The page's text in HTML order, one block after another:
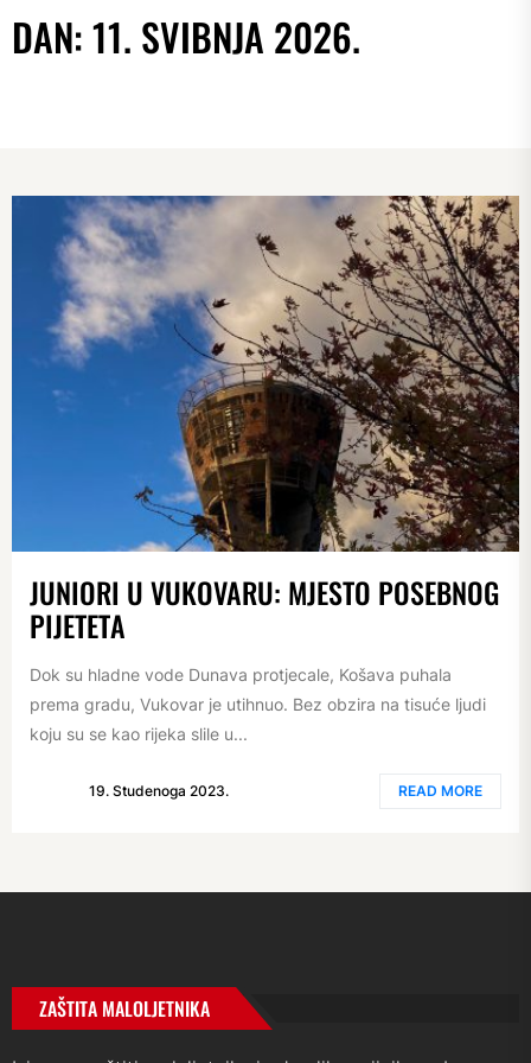
DAN:11. SVIBNJA 2026.
JUNIORI U VUKOVARU: MJESTO POSEBNOG
PIJETETA
Dok su hladne vode Dunava protjecale, Košava puhala
prema gradu, Vukovar je utihnuo. Bez obzira na tisuće ljudi
koju su se kao rijeka slile u...
19. Studenoga 2023. READ MORE
ZAŠTITA MALOLJETNIKA